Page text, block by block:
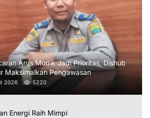
Arus Mudik Jadi Prioritas, Dishub
Maksimalkan Pengawasan
2026 5220
Energi Raih Mimpi